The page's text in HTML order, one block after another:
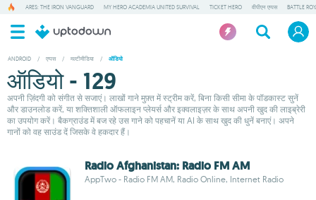
ARES: THE IRON VANGUARD MY HERO ACADEMIA UNITED SURVIVAL TICKET HERO वीपीएन एप्पस BATTLE
ANDROID / एप्पस / मल्टीमीडिया / ऑडियो
ऑडियो - 129
अपनी ज़िंदगी को संगीत से सजाएं। लाखों गाने मुफ़्त में स्ट्रीम करें, बिना किसी सीमा के पॉडकास्ट सुनें
और डाउनलोड करें, या शक्तिशाली ऑफलाइन प्लेयर्स और इक्वलाइज़र के साथ अपनी खुद की लाइब्रेरी
का उपयोग करें। बैकग्राउंड में बज रहे उस गाने को पहचानें या AI के साथ खुद की धुनें बनाएं। अपने
गानों को वह साउंड दें जिसके वे हकदार हैं।
Radio Afghanistan: Radio FM AM
AppTwo - Radio FM AM, Radio Online, Internet Radio